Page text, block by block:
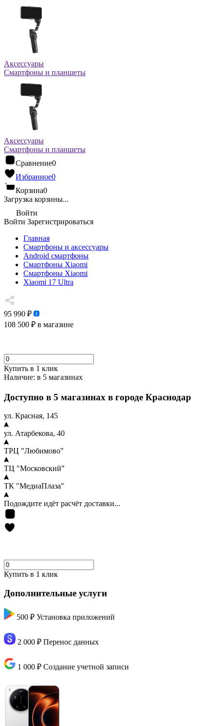
Аксессуары
Смартфоны и планшеты
Аксессуары
Смартфоны и планшеты
Сравнение0
Избранное0
Корзина0
Загрузка корзины...
Войти
Войти Зарегистрироваться
Главная
Смартфоны и аксессуары
Android cмартфоны
Смартфоны Xiaomi
Смартфоны Xiaomi
Xiaomi 17 Ultra
95 990 ₽
108 500 ₽ в магазине
Купить в 1 клик
Наличие: в 5 магазинах
Доступно в 5 магазинах в городе Краснодар
ул. Красная, 145
ул. Атарбекова, 40
ТРЦ "Любимово"
ТЦ "Московский"
ТК "МедиаПлаза"
Подождите идёт расчёт доставки...
Купить в 1 клик
Дополнительные услуги
500 ₽ Установка приложений
2 000 ₽ Перенос данных
1 000 ₽ Создание учетной записи